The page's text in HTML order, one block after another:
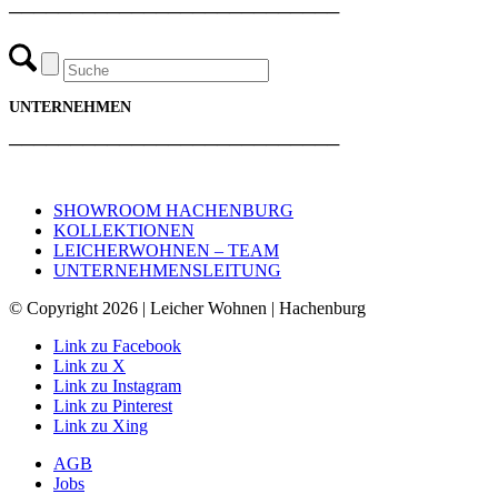
───────────────────────────
UNTERNEHMEN
───────────────────────────
SHOWROOM HACHENBURG
KOLLEKTIONEN
LEICHERWOHNEN – TEAM
UNTERNEHMENSLEITUNG
© Copyright 2026 | Leicher Wohnen | Hachenburg
Link zu Facebook
Link zu X
Link zu Instagram
Link zu Pinterest
Link zu Xing
AGB
Jobs